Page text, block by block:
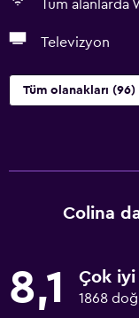
Tüm alanlarda
Televizyon
Tüm olanakları
Colina
8,1 Çok iyi
1868